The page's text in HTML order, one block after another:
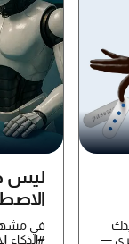
—
ليس
في مشهد